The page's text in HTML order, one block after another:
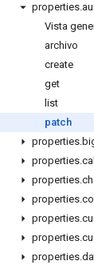
properties.
Vista
archivo
create
get
list
patch
properties.
properties.
properties.
properties.
properties.
properties.
properties.